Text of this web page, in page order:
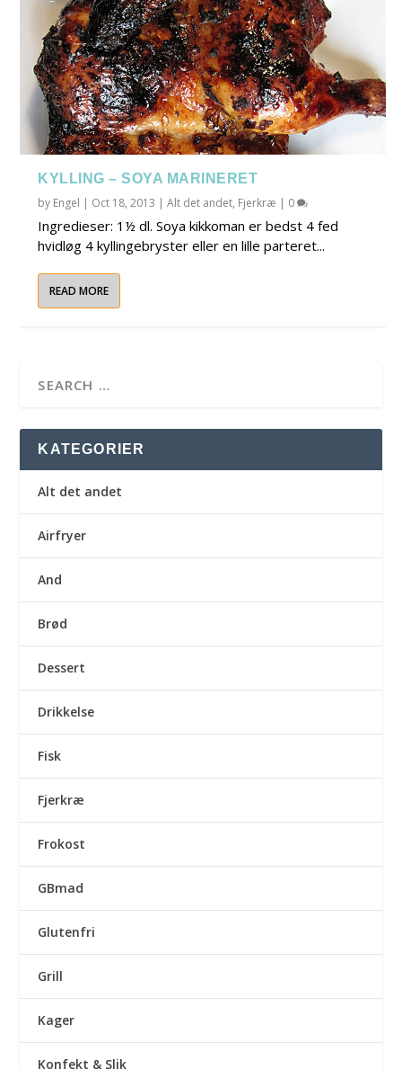
KYLLING – SOYA MARINERET
by Engel Oct 18, 2013 |Alt det andet, Fjerkræ 0
Ingredieser: 1½ dl. Soya kikkoman er bedst 4 fed
hvidløg 4 kyllingebryster eller en lille parteret...
READ MORE
KATEGORIER
Alt det andet
Airfryer
And
Brød
Dessert
Drikkelse
Fisk
Fjerkræ
Frokost
GBmad
Glutenfri
Grill
Kager
Konfekt & Slik